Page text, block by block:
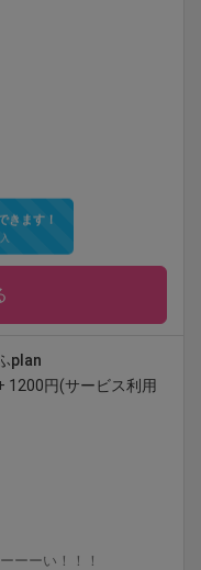
きます！
plan
1200円(サービス利用
ーーい！！！